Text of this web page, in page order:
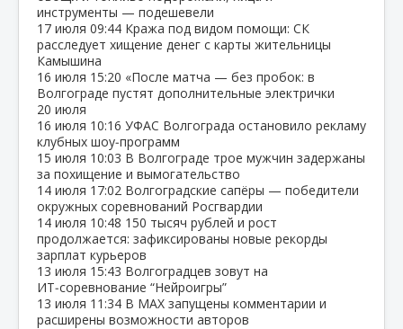
инструменты — подешевели
17 июля 09:44 Кража под видом помощи: СК
расследует хищение денег с карты жительницы
Камышина
16 июля 15:20 «После матча — без пробок: в
Волгограде пустят дополнительные электрички
20 июля
16 июля 10:16 УФАС Волгограда остановило рекламу
клубных шоу‑программ
15 июля 10:03 В Волгограде трое мужчин задержаны
за похищение и вымогательство
14 июля 17:02 Волгоградские сапёры — победители
окружных соревнований Росгвардии
14 июля 10:48 150 тысяч рублей и рост
продолжается: зафиксированы новые рекорды
зарплат курьеров
13 июля 15:43 Волгоградцев зовут на
ИТ‑соревнование “Нейроигры”
13 июля 11:34 В МАХ запущены комментарии и
расширены возможности авторов